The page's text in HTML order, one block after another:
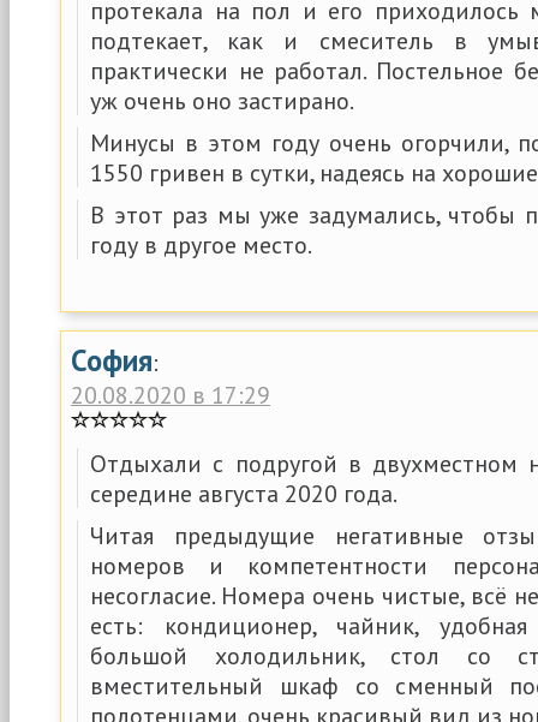
протекала на пол и его
подтекает, как и смеситель в
практически не работал. Постельное
уж очень оно застирано.
Минусы в этом году очень огорчили,
1550 гривен в сутки, надеясь на
В этот раз мы уже задумались, чтобы
году в другое место.
София:
20.08.2020 в 17:29
Отдыхали с подругой в двухместном
середине августа 2020 года.
Читая предыдущие негативные
номеров и компетентности
несогласие. Номера очень чистые, всё
есть: кондиционер, чайник,
большой холодильник, стол со
вместительный шкаф со сменный
полотенцами, очень красивый вид из